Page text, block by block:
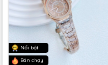
Nổi bật
Bán chạy